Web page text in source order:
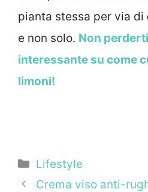
pianta stessa per via di
e non solo. Non
interessante su come
limoni!
Categorie
Lifestyle
Crema viso anti-